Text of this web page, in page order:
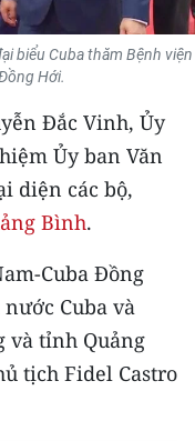
biểu Cuba thăm Bệnh viện
Hới.
Đắc Vinh, Ủy
Ủy ban Văn
diện các bộ,
Bình.
Cuba Đồng
Cuba và
và tỉnh Quảng
tịch Fidel Castro